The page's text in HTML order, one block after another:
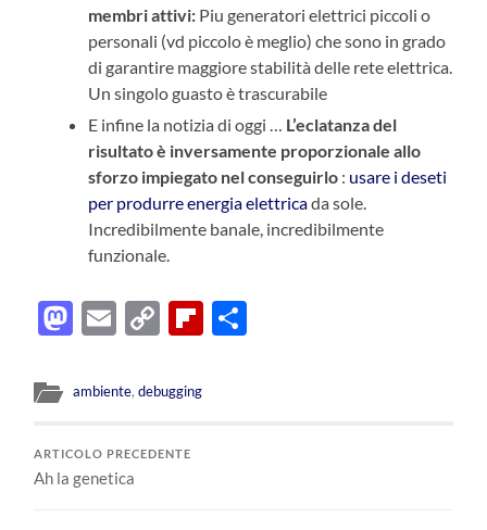
membri attivi: Piu generatori elettrici piccoli o
personali (vd piccolo è meglio) che sono in grado
di garantire maggiore stabilità delle rete elettrica.
Un singolo guasto è trascurabile
E infine la notizia di oggi … L’eclatanza del
risultato è inversamente proporzionale allo
sforzo impiegato nel conseguirlo : usare i deseti
per produrre energia elettricada sole.
Incredibilmente banale, incredibilmente
funzionale.
Mastodon
EmailCopyFlipboard
ambiente,debugging
ARTICOLO PRECEDENTE
Ah la genetica